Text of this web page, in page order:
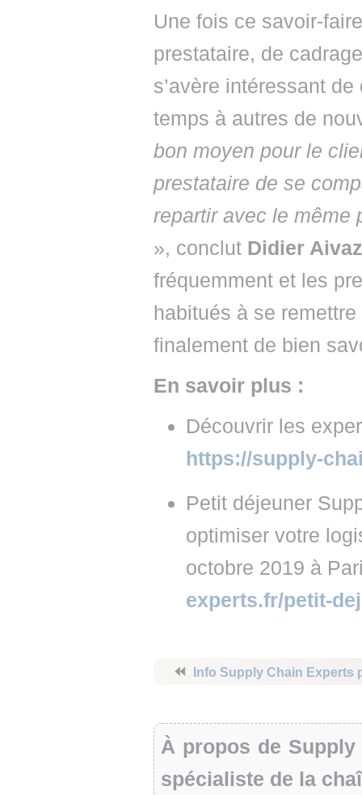
Une fois ce savoir-
prestataire, de
s’avère intéressant
temps à autres de
bon moyen pour le
prestataire de se
repartir avec le même
», conclut Didier
fréquemment et les
habitués à se
finalement de bien
En savoir plus :
Découvrir les
https://supply-
Petit déjeuner
optimiser votre
octobre 2019 à
experts.fr/petit-
⏪ Info Supply Chain Experts
À propos de
spécialiste de la